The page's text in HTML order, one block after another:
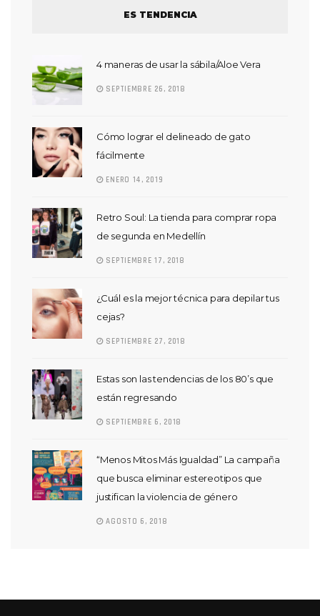
ES TENDENCIA
4 maneras de usar la sábila/Aloe Vera
SEPTIEMBRE 26, 2018
Cómo lograr el delineado de gato
fácilmente
ENERO 14, 2019
Retro Soul: La tienda para comprar ropa
de segunda en Medellín
SEPTIEMBRE 17, 2018
¿Cuál es la mejor técnica para depilar tus
cejas?
SEPTIEMBRE 27, 2018
Estas son las tendencias de los 80’s que
están regresando
SEPTIEMBRE 6, 2018
“Menos Mitos Más Igualdad” La campaña
que busca eliminar estereotipos que
justifican la violencia de género
AGOSTO 6, 2018